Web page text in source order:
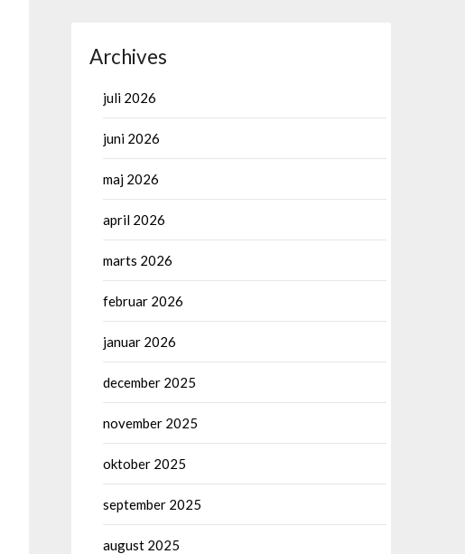
Archives
juli 2026
juni 2026
maj 2026
april 2026
marts 2026
februar 2026
januar 2026
december 2025
november 2025
oktober 2025
september 2025
august 2025